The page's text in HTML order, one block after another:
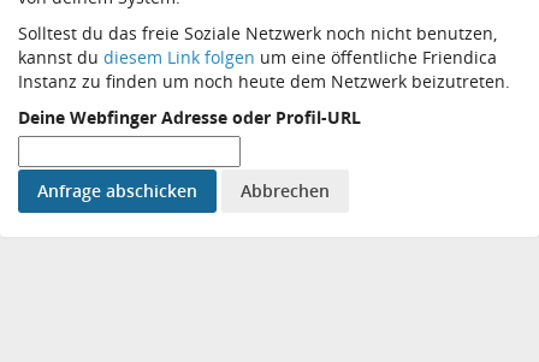
Solltest du das freie Soziale Netzwerk noch nicht benutzen,
kannst du diesem Link folgen um eine öffentliche Friendica
Instanz zu finden um noch heute dem Netzwerk beizutreten.
Deine Webfinger Adresse oder Profil-URL